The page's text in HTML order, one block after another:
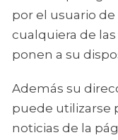
por el usuario
cualquiera de
ponen a su
Además su
puede utilizarse
noticias de la